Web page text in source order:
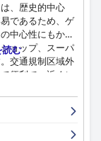
、歴史的中心
であるため、ゲ
中心性にもかか
ョップ、スーパ
交通規制区域外
便利で、近くに
評価を得ていま
む豊富で豊富な
読む